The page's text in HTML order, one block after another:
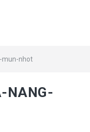
mun-nhot
NANG-